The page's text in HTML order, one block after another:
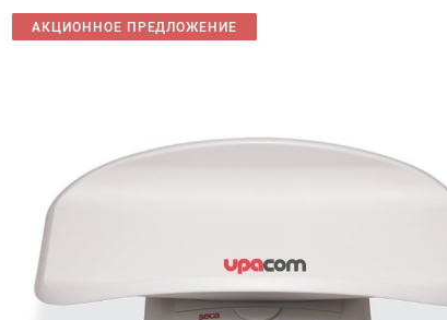
АКЦИОННОЕ ПРЕДЛОЖЕНИЕ